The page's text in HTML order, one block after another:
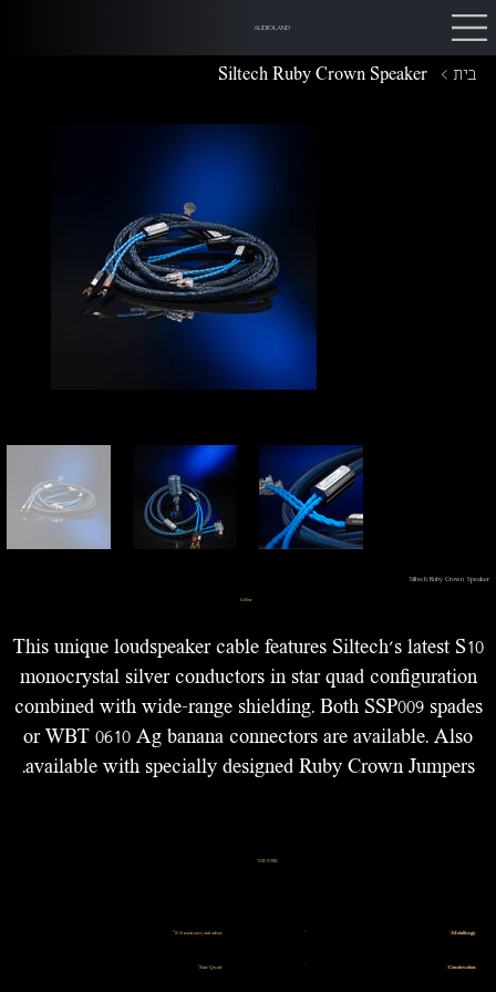
AUDIOLAND
בית >
Siltech Ruby Crown Speaker
Siltech Ruby Crown Speaker
מחיר
‏0.00 ‏₪
This unique loudspeaker cable features Siltech’s latest S10
monocrystal silver conductors in star quad configuration
combined with wide-range shielding. Both SSP009 spades
or WBT 0610 Ag banana connectors are available. Also
available with specially designed Ruby Crown Jumpers.
מפרט טכני
Metallurgy:
S10 monocrystal silver
Construction:
Star Quad